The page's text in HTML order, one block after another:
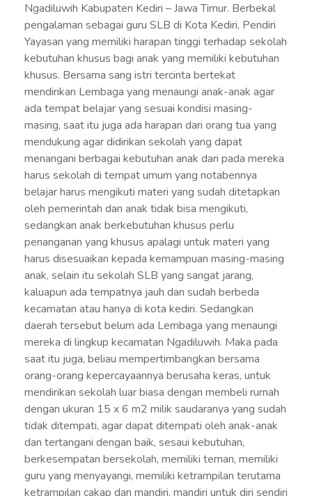
Ngadiluwih Kabupaten Kediri – Jawa Timur. Berbekal
pengalaman sebagai guru SLB di Kota Kediri, Pendiri
Yayasan yang memiliki harapan tinggi terhadap sekolah
kebutuhan khusus bagi anak yang memiliki kebutuhan
khusus. Bersama sang istri tercinta bertekat
mendirikan Lembaga yang menaungi anak-anak agar
ada tempat belajar yang sesuai kondisi masing-
masing, saat itu juga ada harapan dari orang tua yang
mendukung agar didirikan sekolah yang dapat
menangani berbagai kebutuhan anak dari pada mereka
harus sekolah di tempat umum yang notabennya
belajar harus mengikuti materi yang sudah ditetapkan
oleh pemerintah dan anak tidak bisa mengikuti,
sedangkan anak berkebutuhan khusus perlu
penanganan yang khusus apalagi untuk materi yang
harus disesuaikan kepada kemampuan masing-masing
anak, selain itu sekolah SLB yang sangat jarang,
kaluapun ada tempatnya jauh dan sudah berbeda
kecamatan atau hanya di kota kediri. Sedangkan
daerah tersebut belum ada Lembaga yang menaungi
mereka di lingkup kecamatan Ngadiluwih. Maka pada
saat itu juga, beliau mempertimbangkan bersama
orang-orang kepercayaannya berusaha keras, untuk
mendirikan sekolah luar biasa dengan membeli rumah
dengan ukuran 15 x 6 m2 milik saudaranya yang sudah
tidak ditempati, agar dapat ditempati oleh anak-anak
dan tertangani dengan baik, sesaui kebutuhan,
berkesempatan bersekolah, memiliki teman, memiliki
guru yang menyayangi, memiliki ketrampilan terutama
ketrampilan cakap dan mandiri, mandiri untuk diri sendiri